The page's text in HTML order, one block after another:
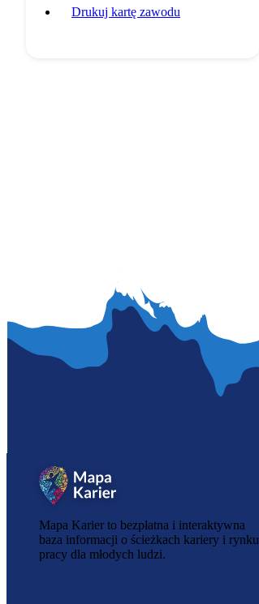
Drukuj kartę zawodu
Mapa Karier to bezpłatna i interaktywna
baza informacji o ścieżkach kariery i rynku
pracy dla młodych ludzi.